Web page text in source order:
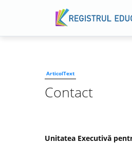
ArticolText
Contact
Unitatea Executivă